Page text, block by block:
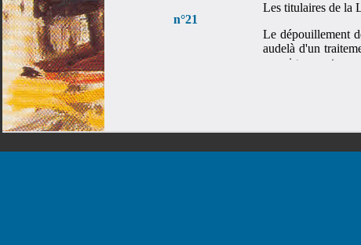
n°21
Les titulaires de la
Le dépouillement
audelà d'un
renseignements
servir d’exemple.